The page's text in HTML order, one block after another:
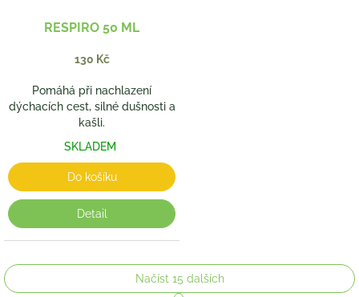
RESPIRO 50 ML
130 Kč
Pomáhá při nachlazení
dýchacích cest, silné dušnosti a
kašli.
SKLADEM
Do košíku
Detail
Načíst 15 dalších